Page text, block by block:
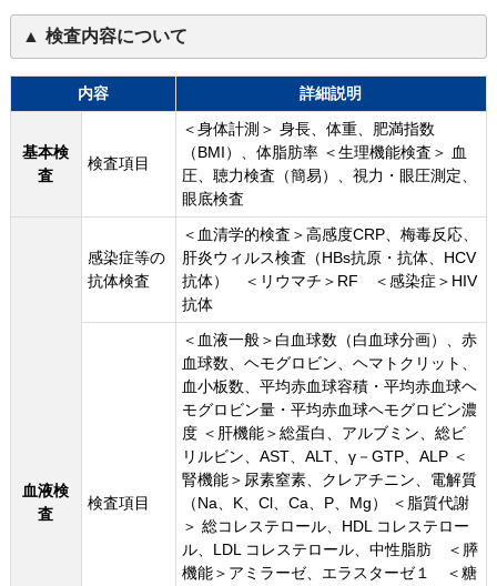
検査内容について
内容 詳細説明
基本検
査
検査項目
＜身体計測＞ 身長、体重、肥満指数
（BMI）、体脂肪率 ＜生理機能検査＞ 血
圧、聴力検査（簡易）、視力・眼圧測定、
眼底検査
血液検
査
感染症等の
抗体検査
＜血清学的検査＞高感度CRP、梅毒反応、
肝炎ウィルス検査（HBs抗原・抗体、HCV
抗体） ＜リウマチ＞RF ＜感染症＞HIV
抗体
検査項目
＜血液一般＞白血球数（白血球分画）、赤
血球数、ヘモグロビン、ヘマトクリット、
血小板数、平均赤血球容積・平均赤血球ヘ
モグロビン量・平均赤血球ヘモグロビン濃
度 ＜肝機能＞総蛋白、アルブミン、総ビ
リルビン、AST、ALT、γ－GTP、ALP ＜
腎機能＞尿素窒素、クレアチニン、電解質
（Na、K、Cl、Ca、P、Mg） ＜脂質代謝
＞ 総コレステロール、HDL コレステロー
ル、LDL コレステロール、中性脂肪 ＜膵
機能＞アミラーゼ、エラスターゼ１ ＜糖